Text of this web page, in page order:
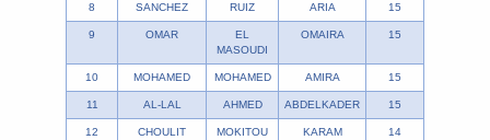
8 SANCHEZ RUIZ ARIA 15
9 OMAR
EL
MASOUDI
OMAIRA 15
10 MOHAMED MOHAMED AMIRA 15
11 AL-LAL AHMED ABDELKADER 15
12 CHOULIT MOKITOU KARAM 14